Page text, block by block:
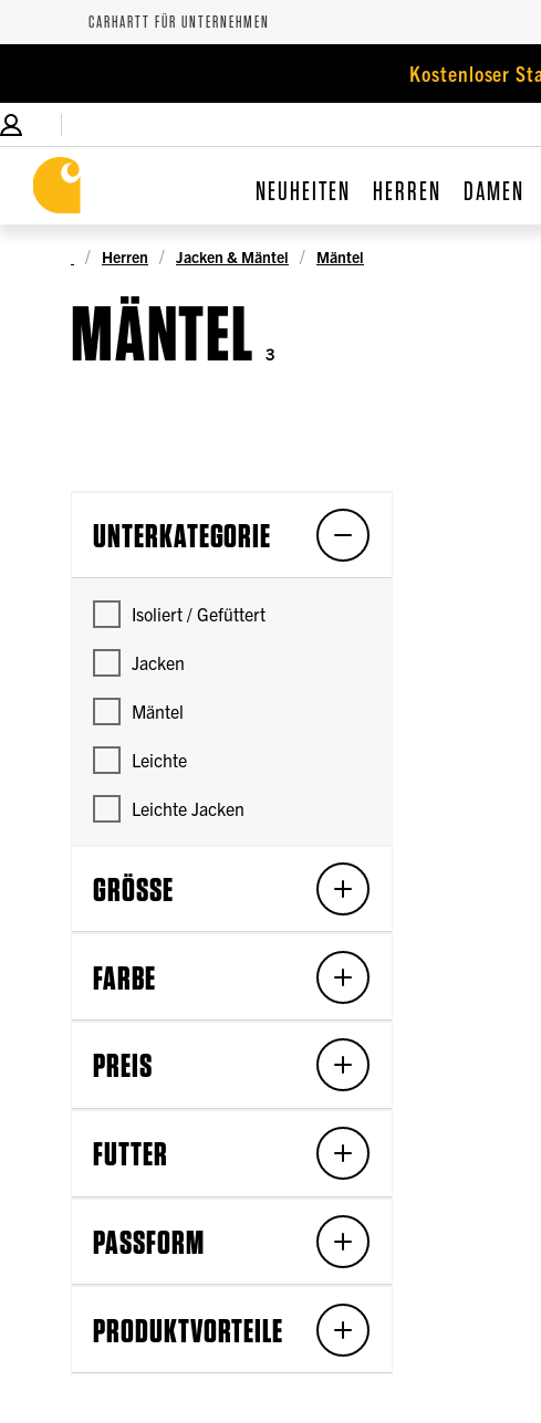
CARHARTT FÜR UNTERNEHMEN
Kostenloser
NEUHEITEN HERREN DAMEN
Herren Jacken & Mäntel Mäntel
MÄNTEL 3
UNTERKATEGORIE
Isoliert / Gefüttert
Jacken
Mäntel
Leichte
Leichte Jacken
GRÖSSE
FARBE
PREIS
FUTTER
PASSFORM
PRODUKTVORTEILE